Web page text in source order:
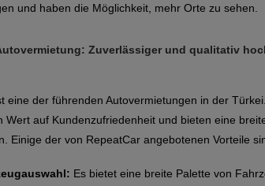
und haben die Möglichkeit, mehr Orte zu sehen.
Zuverlässiger und qualitativ
eine der führenden Autovermietungen in der
Wert auf Kundenzufriedenheit und bieten eine
Einige der von RepeatCar angebotenen Vorteile
Es bietet eine breite Palette von